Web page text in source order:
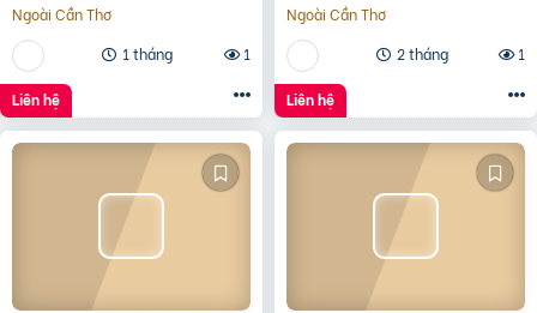
Ngoài Cần Thơ
1 tháng
1
Liên hệ
✅Đường oto thông
Ngoài Cần Thơ
2 tháng
1
Liên hệ